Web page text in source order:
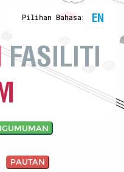
Pilihan Bahasa: EN
FASILITI
PAUTAN